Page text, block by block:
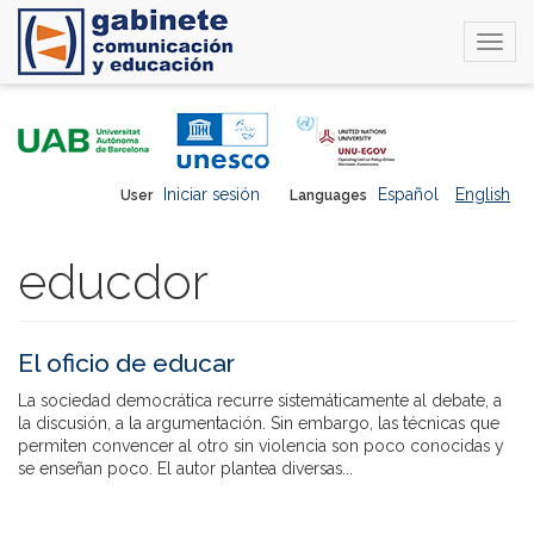
Languages Español English
User Iniciar sesión
educdor
El oficio de educar
La sociedad democrática recurre sistemáticamente al debate, a
la discusión, a la argumentación. Sin embargo, las técnicas que
permiten convencer al otro sin violencia son poco conocidas y
se enseñan poco. El autor plantea diversas...